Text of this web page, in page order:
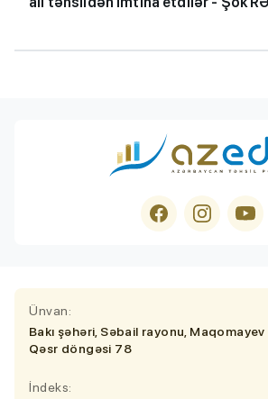
Ünvan:
Bakı şəhəri, Səbail rayonu,
Qəsr döngəsi 78
İndeks: